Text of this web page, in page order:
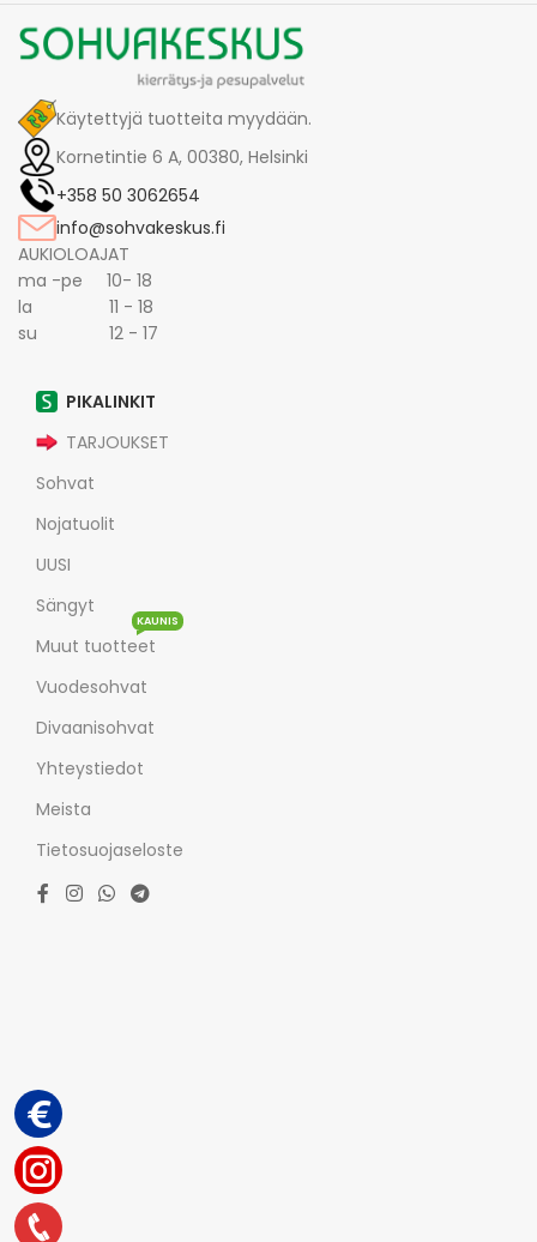
Käytettyjä tuotteita myydään.
Kornetintie 6 A, 00380, Helsinki
+358 50 3062654
info@sohvakeskus.fi
AUKIOLOAJAT
ma -pe 10- 18
la 11 - 18
su 12 - 17
PIKALINKIT
TARJOUKSET
Sohvat
Nojatuolit
UUSI
Sängyt
Muut tuotteet
KAUNIS
Vuodesohvat
Divaanisohvat
Yhteystiedot
Meista
Tietosuojaseloste